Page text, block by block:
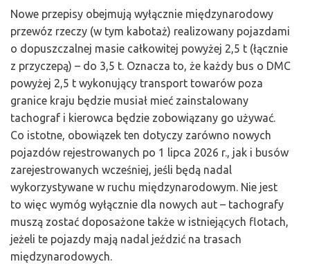
Nowe przepisy obejmują wyłącznie międzynarodowy
przewóz rzeczy (w tym kabotaż) realizowany pojazdami
o dopuszczalnej masie całkowitej powyżej 2,5 t (łącznie
z przyczepą) – do 3,5 t. Oznacza to, że każdy bus o DMC
powyżej 2,5 t wykonujący transport towarów poza
granice kraju będzie musiał mieć zainstalowany
tachograf i kierowca będzie zobowiązany go używać.
Co istotne, obowiązek ten dotyczy zarówno nowych
pojazdów rejestrowanych po 1 lipca 2026 r., jak i busów
zarejestrowanych wcześniej, jeśli będą nadal
wykorzystywane w ruchu międzynarodowym. Nie jest
to więc wymóg wyłącznie dla nowych aut – tachografy
muszą zostać doposażone także w istniejących flotach,
jeżeli te pojazdy mają nadal jeździć na trasach
międzynarodowych.